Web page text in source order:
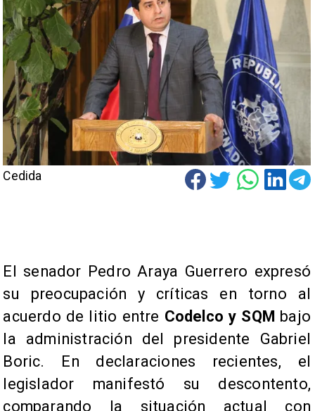
Cedida
El senador Pedro Araya Guerrero expresó
su preocupación y críticas en torno al
acuerdo de litio entre Codelco y SQM bajo
la administración del presidente Gabriel
Boric. En declaraciones recientes, el
legislador manifestó su descontento,
comparando la situación actual con